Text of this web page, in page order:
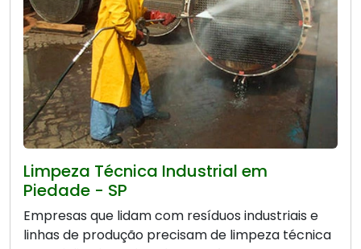
Limpeza Técnica Industrial em
Piedade - SP
Empresas que lidam com resíduos industriais e
linhas de produção precisam de limpeza técnica